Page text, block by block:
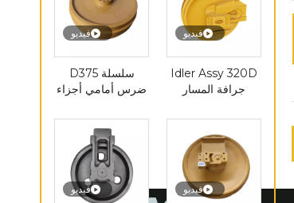
فيديو
سلسلة D375
ضرس أمامي أجزاء
الأسطوانة المهمل
فيديو
Idler Assy 320D
جرافة المسار
الأسطوانة حفارة
صغيرة الجبهة
المهمل البكرة
فيديو فيديو